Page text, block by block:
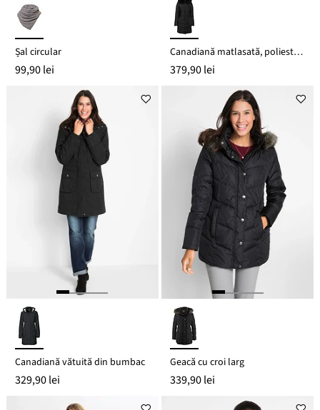
Șal circular
99,90 lei
Canadiană matlasată, poliester reciclat
379,90 lei
Canadiană vătuită din bumbac
329,90 lei
Geacă cu croi larg
339,90 lei